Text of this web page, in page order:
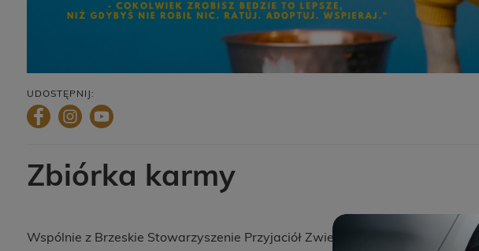
UDOSTĘPNIJ:
Zbiórka karmy
Wspólnie z Brzeskie Stowarzyszenie Przyjaciół Zwierząt „Pomóż